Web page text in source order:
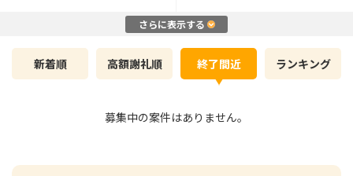
さらに表示する
新着順 高額謝礼順 終了間近 ランキング
募集中の案件はありません。